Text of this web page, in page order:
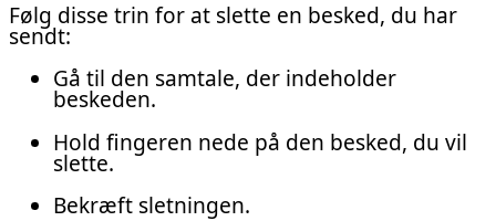
Følg disse trin for at slette en besked, du har
sendt:
Gå til den samtale, der indeholder
beskeden.
Hold fingeren nede på den besked, du vil
slette.
Bekræft sletningen.